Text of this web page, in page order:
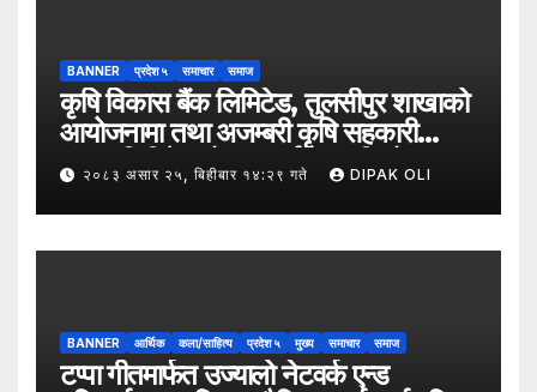
BANNER प्रदेश ५ समाचार समाज
कृषि विकास बैंक लिमिटेड, तुलसीपुर शाखाको
आयोजनामा तथा अजम्बरी कृषि सहकारी
संस्था लिमिटेडको सहकार्यमा “कृषिको
समावेशी रूपान्तरणका लागि मूल्य शृङ्खला
(VITA) कार्यक्रम अन्तर्गत तरकारी उत्पादक
किसान र व्यापारीबीच व्यवसाय विस्तार सम्बन्धी
२०८३ असार २५, बिहीबार १४:२९ गते DIPAK OLI
BANNER आर्थिक कला/साहित्य प्रदेश ५ मुख्य समाचार समाज
टप्पा गीतमार्फत उज्यालो नेटवर्क एन्ड